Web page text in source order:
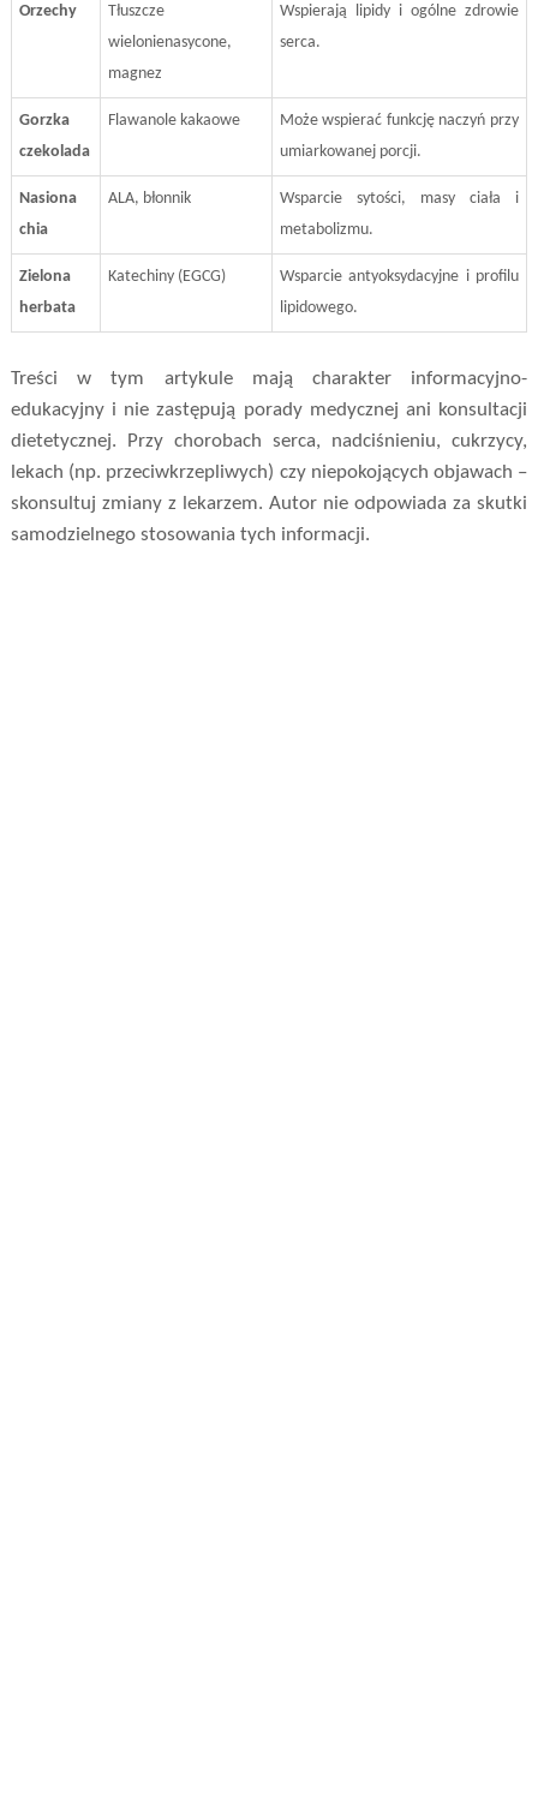
Orzechy
Tłuszcze
wielonienasycone,
magnez
Wspierają lipidy i ogólne zdrowie
serca.
Gorzka
czekolada
Flawanole kakaowe
Może wspierać funkcję naczyń przy
umiarkowanej porcji.
Nasiona
chia
ALA, błonnik
Wsparcie sytości, masy ciała i
metabolizmu.
Zielona
herbata
Katechiny (EGCG)
Wsparcie antyoksydacyjne i profilu
lipidowego.
Treści w tym artykule mają charakter informacyjno-
edukacyjny i nie zastępują porady medycznej ani konsultacji
dietetycznej. Przy chorobach serca, nadciśnieniu, cukrzycy,
lekach (np. przeciwkrzepliwych) czy niepokojących objawach –
skonsultuj zmiany z lekarzem. Autor nie odpowiada za skutki
samodzielnego stosowania tych informacji.